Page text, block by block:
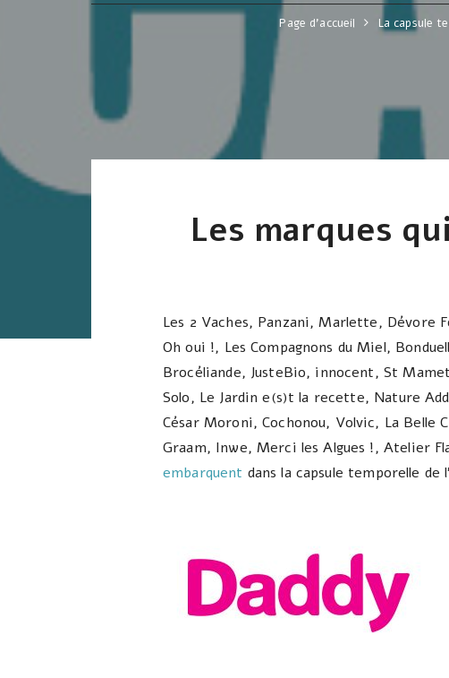
Page d'accueil La capsule
Les marques
Les 2 Vaches, Panzani, Marlette, Dévore
Oh oui !, Les Compagnons du Miel,
Brocéliande, JusteBio, innocent, St
Solo, Le Jardin e(s)t la recette, Nature
César Moroni, Cochonou, Volvic, La Belle
Graam, Inwe, Merci les Algues !, Atelier
embarquent dans la capsule temporelle de